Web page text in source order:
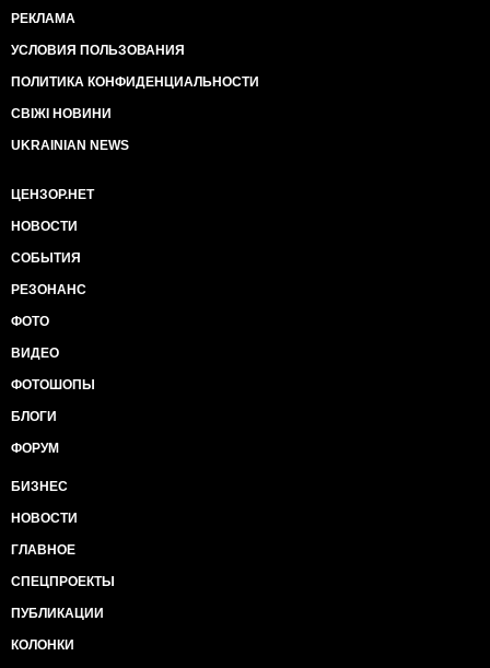
РЕКЛАМА
УСЛОВИЯ ПОЛЬЗОВАНИЯ
ПОЛИТИКА КОНФИДЕНЦИАЛЬНОСТИ
СВІЖІ НОВИНИ
UKRAINIAN NEWS
ЦЕНЗОР.НЕТ
НОВОСТИ
СОБЫТИЯ
РЕЗОНАНС
ФОТО
ВИДЕО
ФОТОШОПЫ
БЛОГИ
ФОРУМ
БИЗНЕС
НОВОСТИ
ГЛАВНОЕ
СПЕЦПРОЕКТЫ
ПУБЛИКАЦИИ
КОЛОНКИ